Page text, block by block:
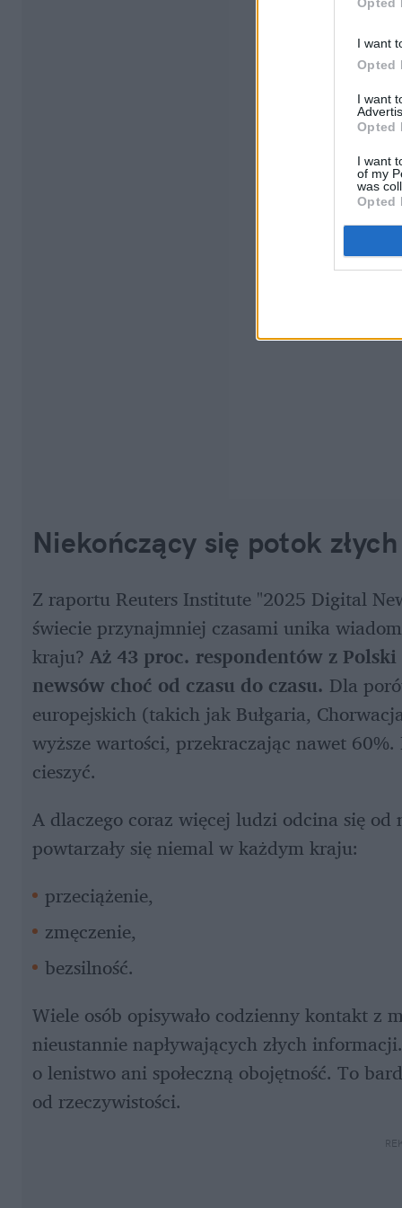
I want
Opted
I want
Opted
I want
of my
was
Opted
Niekończący się potok
Z raportu Reuters Institute "2025 Digital
świecie przynajmniej czasami unika
kraju? Aż 43 proc. respondentów z
newsów choć od czasu do czasu. Dla
europejskich (takich jak Bułgaria,
wyższe wartości, przekraczając nawet
cieszyć.
A dlaczego coraz więcej ludzi odcina się od
powtarzały się niemal w każdym kraju:
przeciążenie,
zmęczenie,
bezsilność.
Wiele osób opisywało codzienny kontakt z
nieustannie napływających złych
o lenistwo ani społeczną obojętność. To
od rzeczywistości.